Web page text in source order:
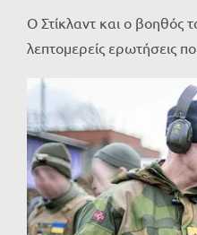
Ο Στίκλαντ και ο βοηθός
λεπτομερείς ερωτήσεις